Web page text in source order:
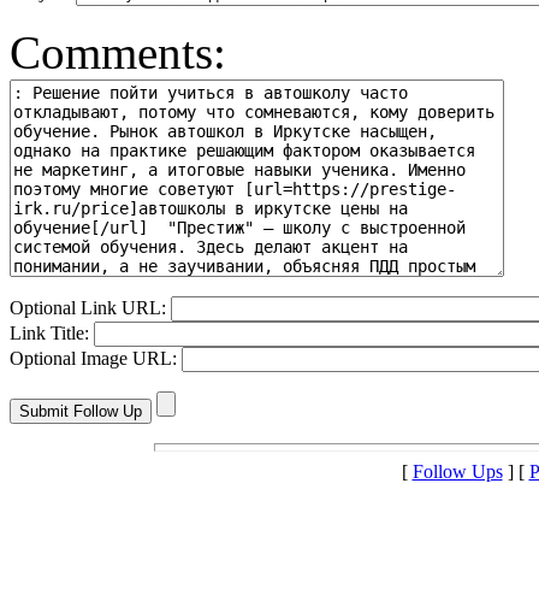
Comments:
Optional Link URL:
Link Title:
Optional Image URL:
[ Follow Ups] [